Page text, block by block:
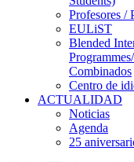
Profesores /
EULiST
Blended
Combinados
Centro de
ACTUALIDAD
Noticias
Agenda
25